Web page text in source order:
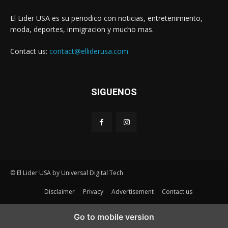
El Lider USA es su periodico con noticias, entretenimiento,
moda, deportes, inmigracion y mucho mas.
Contact us: contact@elliderusa.com
SIGUENOS
© El Lider USA by Universal Digital Tech
Disclaimer Privacy Advertisement Contact us
Go to mobile version